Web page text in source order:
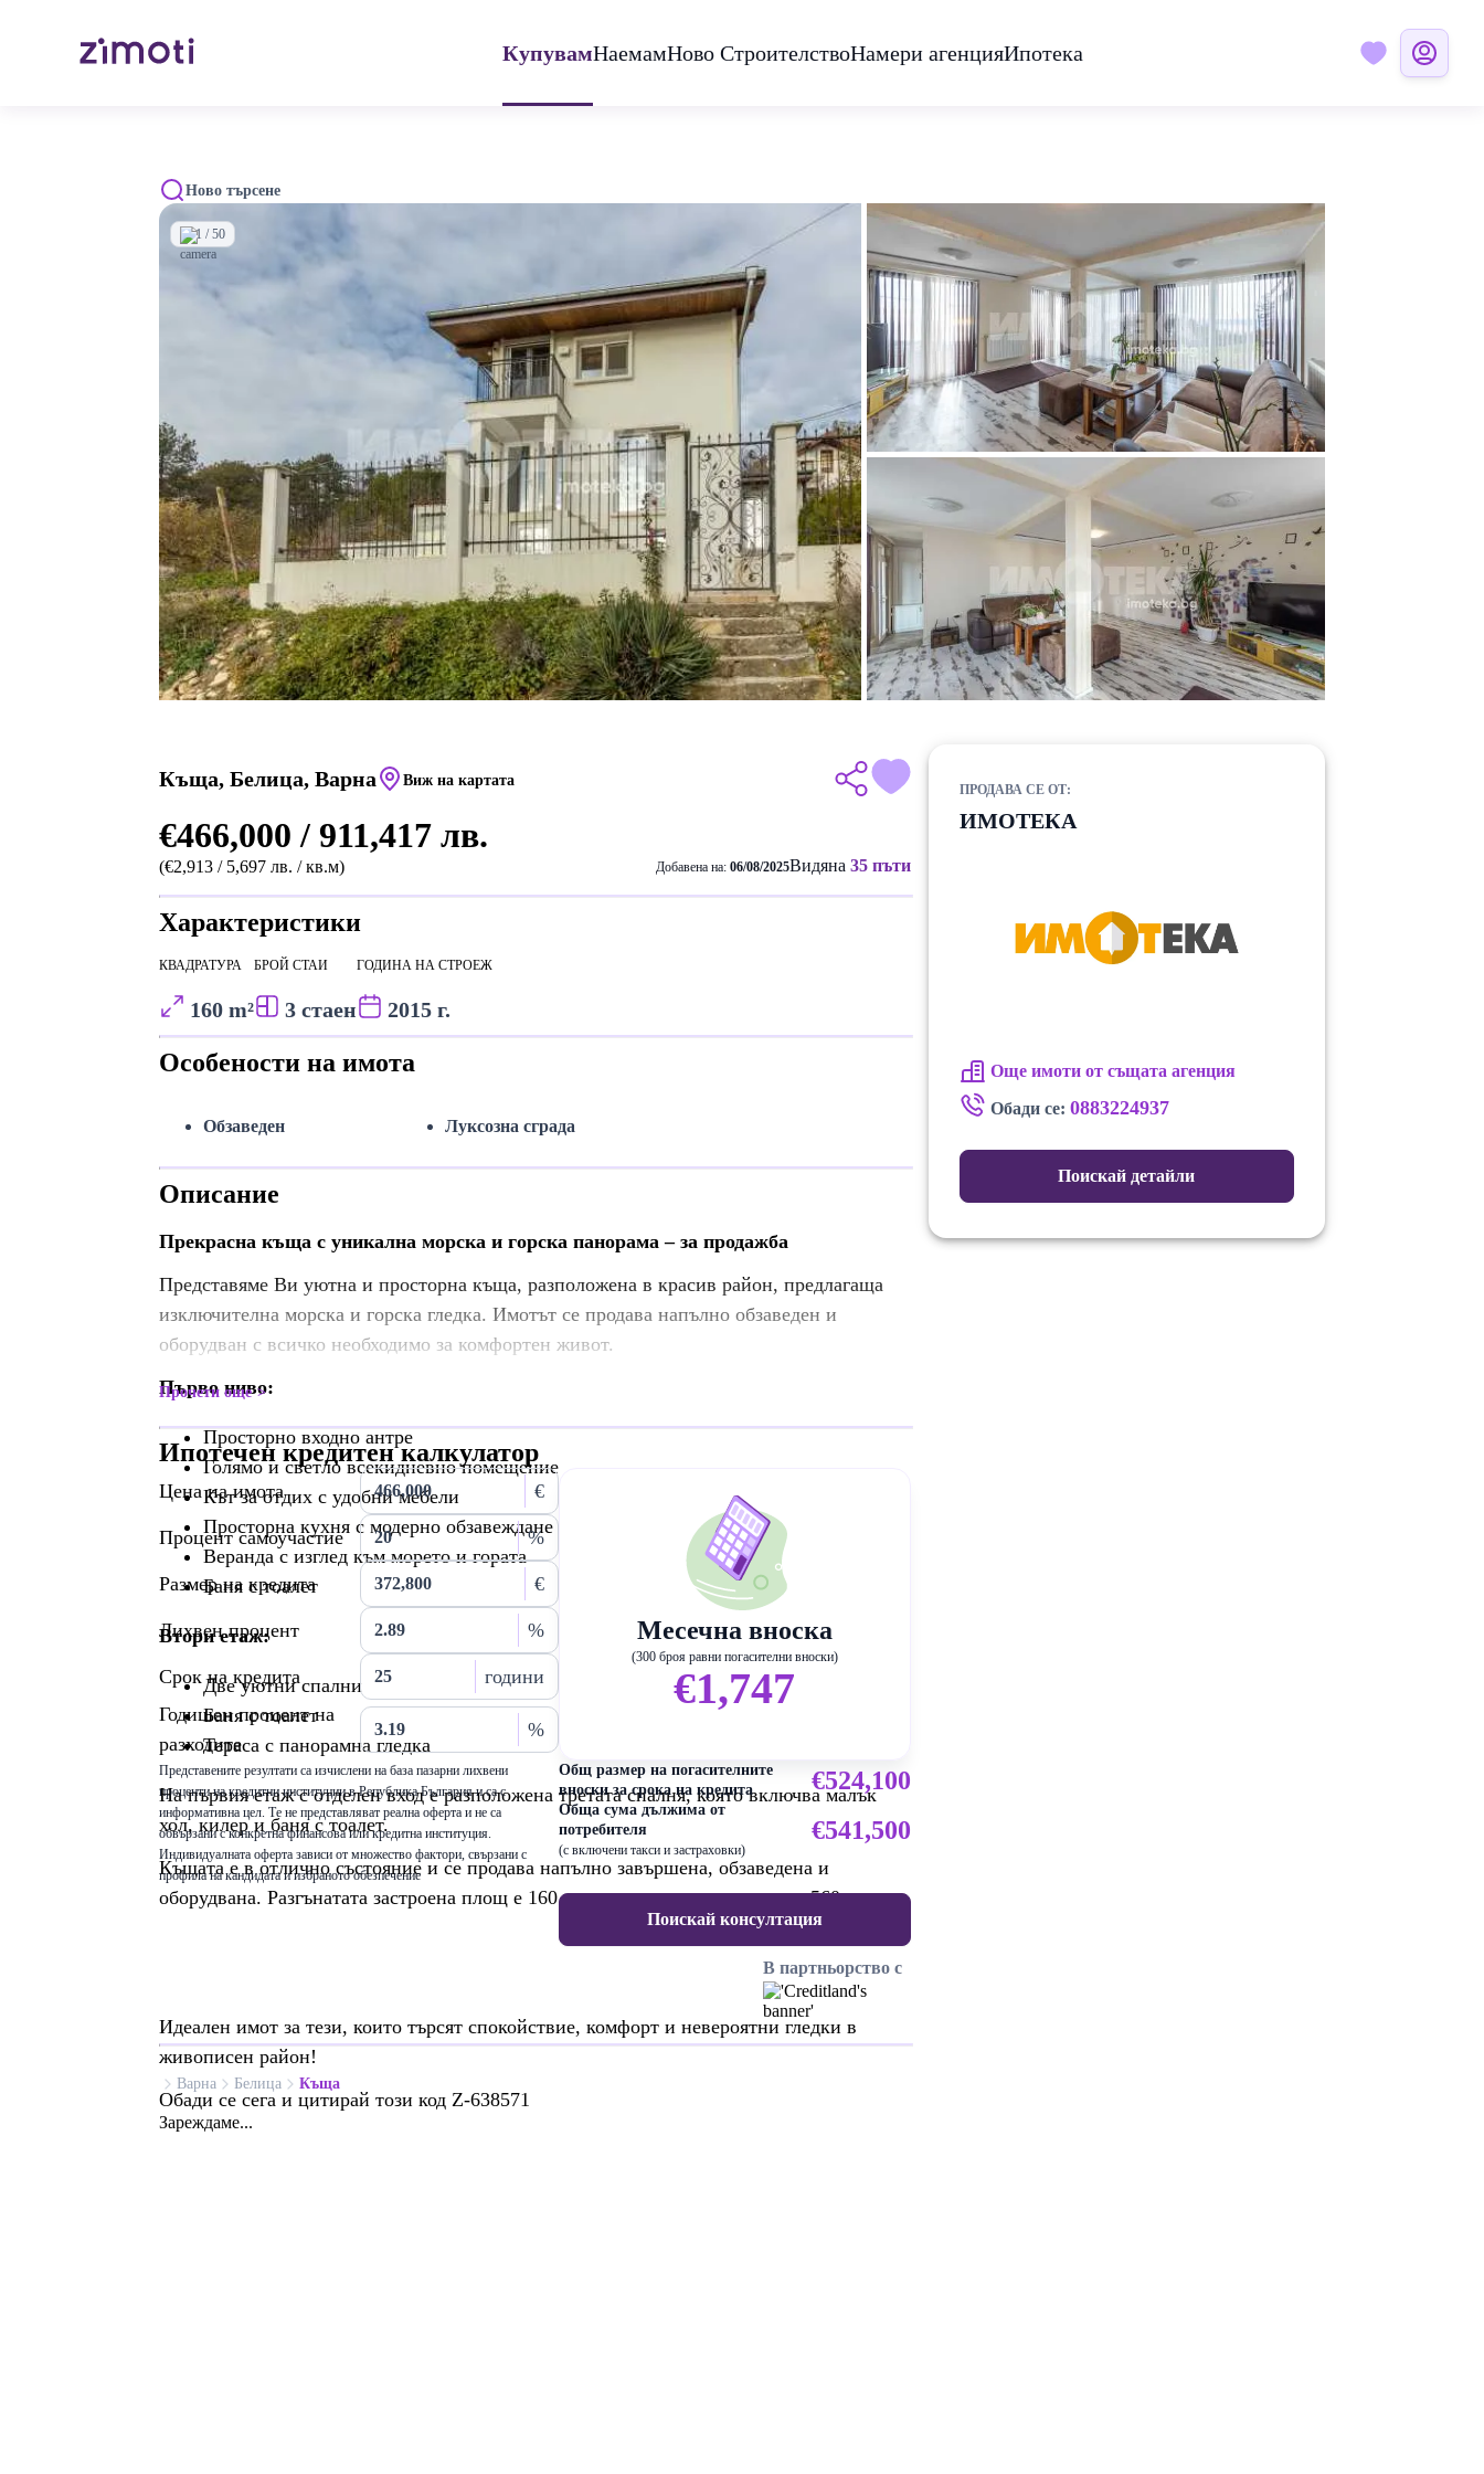
КупувамНаемамНово СтроителствоНамери агенцияИпотека
Ново търсене
1 / 50
Къща, Белица, Варна Виж на картата
€466,000 / 911,417 лв.
(€2,913 / 5,697 лв. / кв.м) Добавена на: 06/08/2025Видяна 35 пъти
Характеристики
КВАДРАТУРА
160 m²
БРОЙ СТАИ
3 стаен
ГОДИНА НА СТРОЕЖ
2015 г.
Особености на имота
Обзаведен Луксозна сграда
Описание
Прекрасна къща с уникална морска и горска панорама – за продажба
Представяме Ви уютна и просторна къща, разположена в красив район, предлагаща
изключителна морска и горска гледка. Имотът се продава напълно обзаведен и
оборудван с всичко необходимо за комфортен живот.
Първо ниво:
Просторно входно антре
Голямо и светло всекидневно помещение
Кът за отдих с удобни мебели
Просторна кухня с модерно обзавеждане
Веранда с изглед към морето и гората
Баня с тоалет
Втори етаж:
Две уютни спални
Баня с тоалет
Тераса с панорамна гледка
На първия етаж с отделен вход е разположена третата спалня, която включва малък
хол, килер и баня с тоалет.
Къщата е в отлично състояние и се продава напълно завършена, обзаведена и
оборудвана. Разгънатата застроена площ е 160 кв.м, а площта на парцела – 560 кв.м.
Идеален имот за тези, които търсят спокойствие, комфорт и невероятни гледки в
живописен район!
Обади се сега и цитирай този код Z-638571
Прочети още
Ипотечен кредитен калкулатор
Цена на имота €
Процент самоучастие %
Размер на кредита €
Лихвен процент %
Срок на кредита
години
Годишен процент на
разходите
%
Представените резултати са изчислени на база пазарни лихвени
проценти на кредитни институции в Република България и са с
информативна цел. Те не представляват реална оферта и не са
обвързани с конкретна финансова или кредитна институция.
Индивидуалната оферта зависи от множество фактори, свързани с
профила на кандидата и избраното обезпечение
Месечна вноска
(300 броя равни погасителни вноски)
€1,747
Общ размер на погасителните
вноски за срока на кредита
€524,100
Обща сума дължима от
потребителя
(с включени такси и застраховки)
€541,500
Поискай консултация
В партньорство с
ПРОДАВА СЕ ОТ:
ИМОТЕКА
Още имоти от същата агенция
Обади се: 0883224937
Поискай детайли
Варна Белица Къща
Зареждаме...